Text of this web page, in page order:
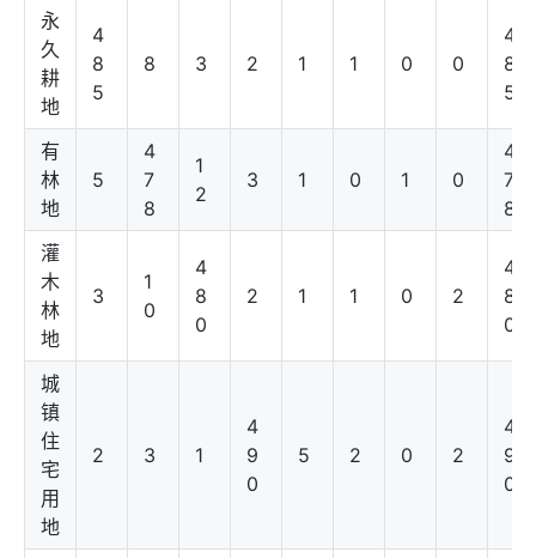
永
久
耕
地
4
8
5
8 3 2 1 1 0 0
4
8
5
有
林
地
5
4
7
8
1
2
3 1 0 1 0
4
7
8
灌
木
林
地
3
1
0
4
8
0
2 1 1 0 2
4
8
0
城
镇
住
宅
用
地
2 3 1
4
9
0
5 2 0 2
4
9
0